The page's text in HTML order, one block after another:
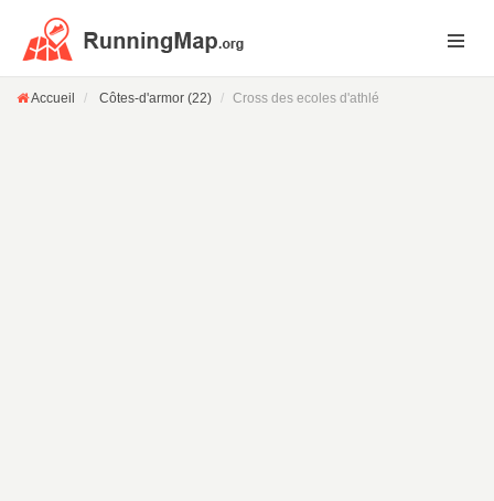
Accueil Côtes-d'armor (22) Cross des ecoles d'athlé